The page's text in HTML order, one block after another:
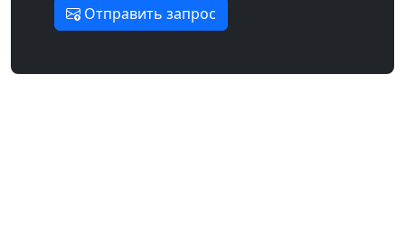
Отправить запрос